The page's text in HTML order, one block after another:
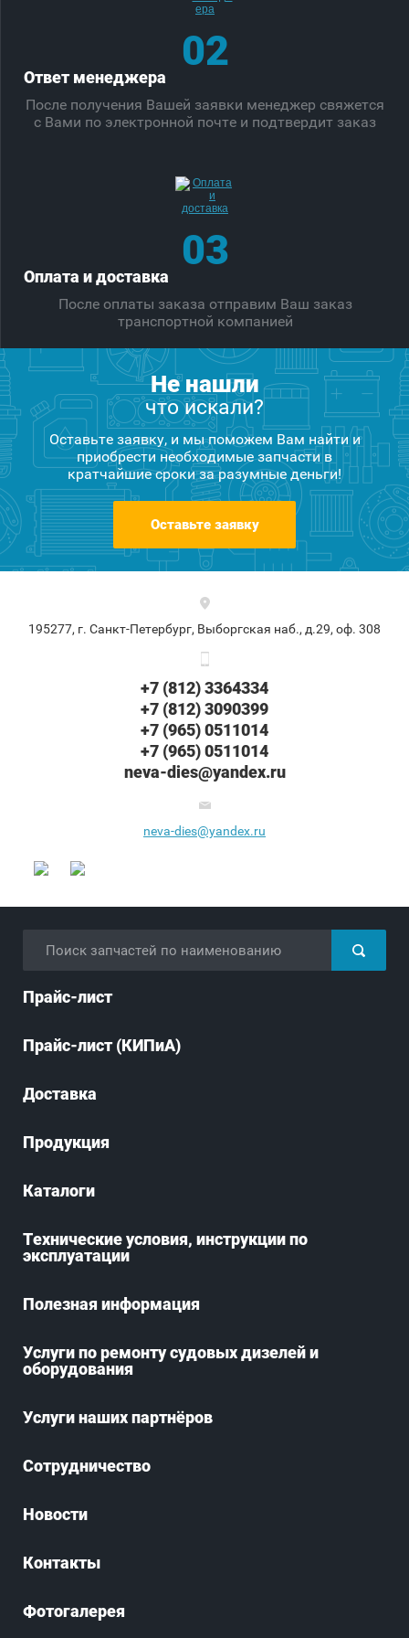
02
Ответ менеджера
После получения Вашей заявки менеджер свяжется
с Вами по электронной почте и подтвердит заказ
03
Оплата и доставка
После оплаты заказа отправим Ваш заказ
транспортной компанией
Не нашли
что искали?
Оставьте заявку, и мы поможем Вам найти и
приобрести необходимые запчасти в
кратчайшие сроки за разумные деньги!
Оставьте заявку
195277, г. Санкт-Петербург, Выборгская наб., д.29, оф. 308
+7 (812) 3364334
+7 (812) 3090399
+7 (965) 0511014
+7 (965) 0511014
neva-dies@yandex.ru
neva-dies@yandex.ru
Прайс-лист
Прайс-лист (КИПиА)
Доставка
Продукция
Каталоги
Технические условия, инструкции по
эксплуатации
Полезная информация
Услуги по ремонту судовых дизелей и
оборудования
Услуги наших партнёров
Сотрудничество
Новости
Контакты
Фотогалерея